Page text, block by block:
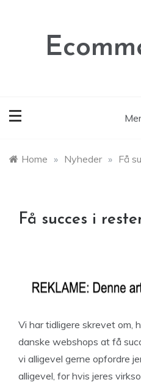
Home » Nyheder » Få
Få succes i
Vi har tidligere skrevet om,
danske webshops at få
vi alligevel gerne opfordre
alligevel, for hvis jeres